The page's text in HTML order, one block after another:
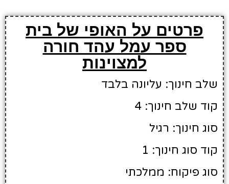
פרטים על האופי של בית
ספר עמל עהד חורה
למצוינות
שלב חינוך: עליונה בלבד
קוד שלב חינוך: 4
סוג חינוך: רגיל
קוד סוג חינוך: 1
סוג פיקוח: ממלכתי